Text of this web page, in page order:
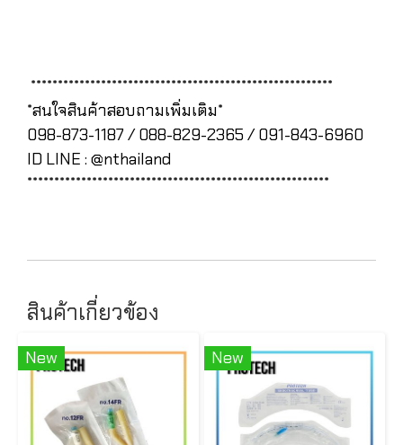
********************************************************
*สนใจสินค้าสอบถามเพิ่มเติม*
098-873-1187 / 088-829-2365 / 091-843-6960
ID LINE : @nthailand
********************************************************
สินค้าเกี่ยวข้อง
New New